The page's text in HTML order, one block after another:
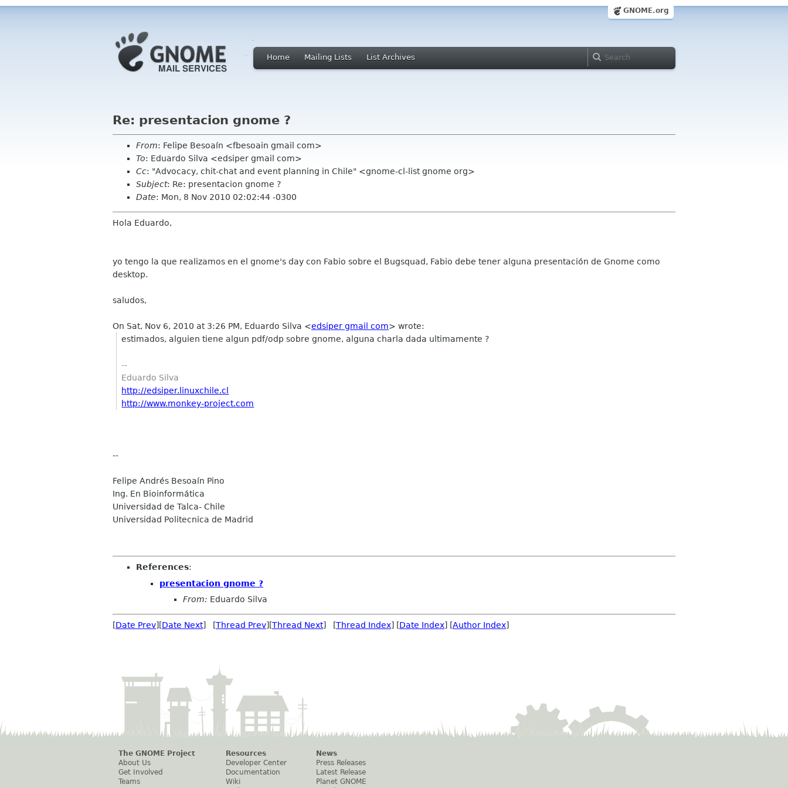
GNOME.org
Home Mailing Lists List Archives
Re: presentacion gnome ?
From: Felipe Besoaín <fbesoain gmail com>
To: Eduardo Silva <edsiper gmail com>
Cc: "Advocacy, chit-chat and event planning in Chile" <gnome-cl-list gnome org>
Subject: Re: presentacion gnome ?
Date: Mon, 8 Nov 2010 02:02:44 -0300
Hola Eduardo,
yo tengo la que realizamos en el gnome's day con Fabio sobre el Bugsquad, Fabio debe tener alguna presentación de Gnome como
desktop.
saludos,
On Sat, Nov 6, 2010 at 3:26 PM, Eduardo Silva <edsiper gmail com> wrote:
estimados, alguien tiene algun pdf/odp sobre gnome, alguna charla dada ultimamente ?
--
Eduardo Silva
http://edsiper.linuxchile.cl
http://www.monkey-project.com
--
Felipe Andrés Besoaín Pino
Ing. En Bioinformática
Universidad de Talca- Chile
Universidad Politecnica de Madrid
References:
presentacion gnome ?
From: Eduardo Silva
[Date Prev][Date Next] [Thread Prev][Thread Next] [Thread Index] [Date Index] [Author Index]
The GNOME Project
About Us
Get Involved
Teams
Resources
Developer Center
Documentation
Wiki
News
Press Releases
Latest Release
Planet GNOME